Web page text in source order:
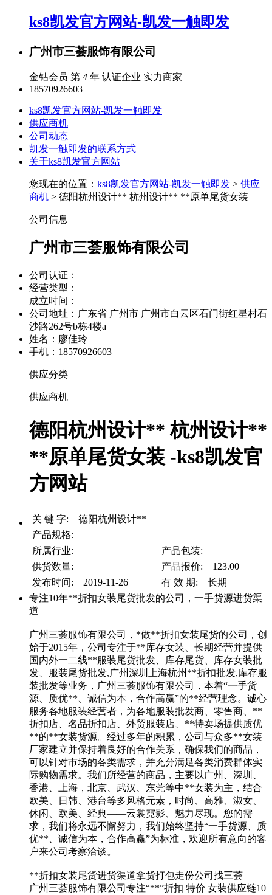
ks8凯发官方网站-凯发一触即发
广州市三荟服饰有限公司
金钻会员 第 4 年 认证企业 实力商家
18570926603
ks8凯发官方网站-凯发一触即发
供应商机
公司动态
凯发一触即发的联系方式
关于ks8凯发官方网站
您现在的位置： ks8凯发官方网站-凯发一触即发 > 供应
商机 > 德阳杭州设计** 杭州设计** **原单尾货女装
公司信息
广州市三荟服饰有限公司
公司认证：
经营类型：
成立时间：
公司地址： 广东省 广州市 广州市白云区石门街红星村石
沙路262号b栋4楼a
姓名：廖佳玲
手机：18570926603
供应分类
供应商机
德阳杭州设计** 杭州设计**
**原单尾货女装 -ks8凯发官
方网站
关 键 字: 德阳杭州设计**
产品规格:
所属行业:
产品包装:
供货数量:
产品报价: 123.00
发布时间: 2019-11-26
有 效 期: 长期
专注10年**折扣女装尾货批发的公司，一手货源进货渠
道
广州三荟服饰有限公司，*做**折扣女装尾货的公司，创
始于2015年，公司专注于**库存女装、长期经营并提供
国内外一二线**服装尾货批发、库存尾货、库存女装批
发、服装尾货批发,广州深圳上海杭州**折扣批发,库存服
装批发等业务，广州三荟服饰有限公司，本着“一手货
源、质优**、诚信为本，合作高赢”的**经营理念。诚心
服务各地服装经营者，为各地服装批发商、零售商、**
折扣店、名品折扣店、外贸服装店、**特卖场提供质优
**的**女装货源。经过多年的积累，公司与众多**女装
厂家建立并保持着良好的合作关系，确保我们的商品，
可以针对市场的各类需求，并充分满足各类消费群体实
际购物需求。我们所经营的商品，主要以广州、深圳、
香港、上海，北京、武汉、东莞等中**女装为主，结合
欧美、日韩、港台等多风格元素，时尚、高雅、淑女、
休闲、欧美、经典——云裳霓影、魅力尽现。您的需
求，我们将永远不懈努力，我们始终坚持“一手货源、质
优**、诚信为本，合作高赢”为标准，欢迎所有意向的客
户来公司考察洽谈。
**折扣女装尾货进货渠道拿货打包走份公司找三荟
广州三荟服饰有限公司专注“**”折扣 特价 女装供应链10